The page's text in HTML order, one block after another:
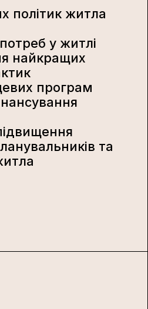
політик житла
у житлі
найкращих
програм
та